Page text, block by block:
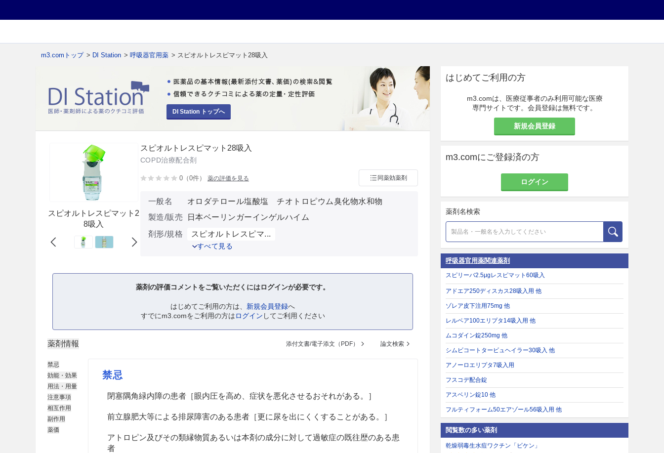
m3.comトップ > DI Station > 呼吸器官用薬 > スピオルトレスピマット28吸入
DI Station トップへ
スピオルトレスピマット2
8吸入
スピオルトレスピマット28吸入
COPD治療配合剤
0（0件） 薬の評価を見る 同薬効薬剤
一般名
オロダテロール塩酸塩 チオトロピウム臭化物水和物
製造/販売
日本ベーリンガーインゲルハイム
剤形/規格
スピオルトレスピマ...
すべて見る
薬剤の評価コメントをご覧いただくにはログインが必要です。
はじめてご利用の方は、 新規会員登録へ
すでにm3.comをご利用の方はログイン してご利用ください
薬剤情報 添付文書/電子添文（PDF） 論文検索
禁忌
効能・効果
用法・用量
注意事項
相互作用
副作用
薬価
禁忌
閉塞隅角緑内障の患者［眼内圧を高め、症状を悪化させるおそれがある。］
前立腺肥大等による排尿障害のある患者［更に尿を出にくくすることがある。］
アトロピン及びその類縁物質あるいは本剤の成分に対して過敏症の既往歴のある患
者
はじめてご利用の方
m3.comは、医療従事者のみ利用可能な医療
専門サイトです。会員登録は無料です。
新規会員登録
m3.comにご登録済の方
ログイン
薬剤名検索
呼吸器官用薬関連薬剤
スピリーバ2.5μgレスピマット60吸入
アドエア250ディスカス28吸入用 他
ゾレア皮下注用75mg 他
レルベア100エリプタ14吸入用 他
ムコダイン錠250mg 他
シムビコートタービュヘイラー30吸入 他
アノーロエリプタ7吸入用
フスコデ配合錠
アスベリン錠10 他
フルティフォーム50エアゾール56吸入用 他
閲覧数の多い薬剤
乾燥弱毒生水痘ワクチン「ビケン」